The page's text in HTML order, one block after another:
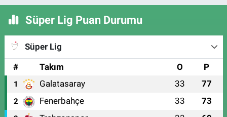
Süper Lig Puan Durumu
Süper Lig
#
Takım O P
1 Galatasaray 33 77
2 Fenerbahçe 33 73